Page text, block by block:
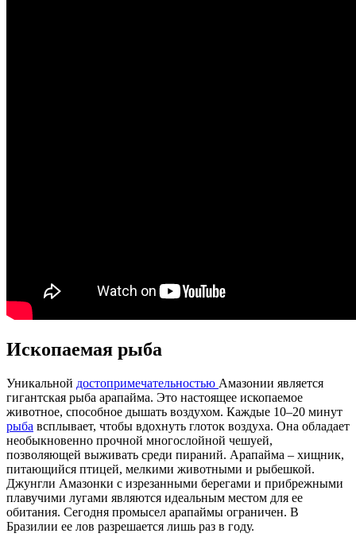
Ископаемая рыба
Уникальной достопримечательностью Амазонии является
гигантская рыба арапайма. Это настоящее ископаемое
животное, способное дышать воздухом. Каждые 10–20 минут
рыба всплывает, чтобы вдохнуть глоток воздуха. Она обладает
необыкновенно прочной многослойной чешуей,
позволяющей выживать среди пираний. Арапайма – хищник,
питающийся птицей, мелкими животными и рыбешкой.
Джунгли Амазонки с изрезанными берегами и прибрежными
плавучими лугами являются идеальным местом для ее
обитания. Сегодня промысел арапаймы ограничен. В
Бразилии ее лов разрешается лишь раз в году.